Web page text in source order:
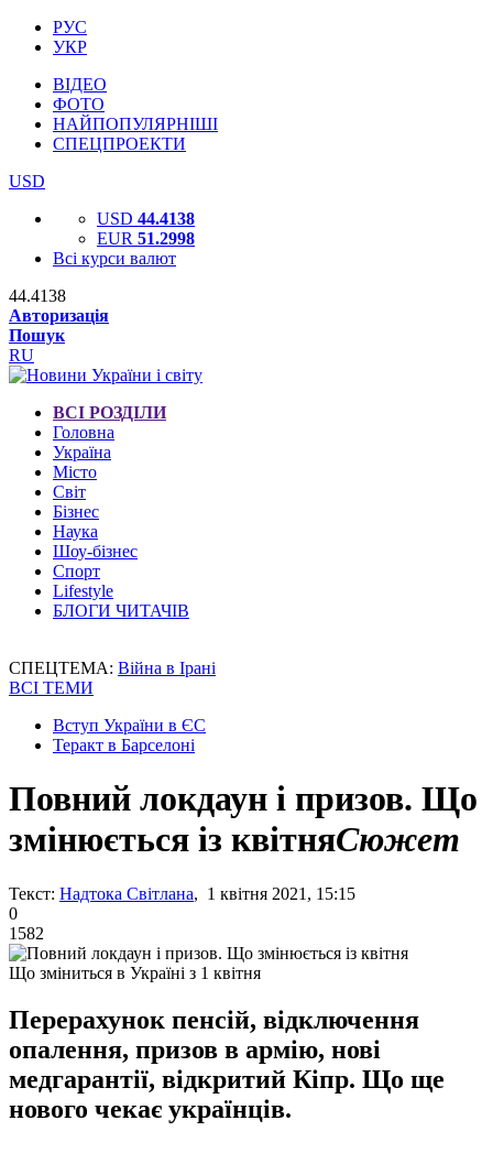
РУС
УКР
ВІДЕО
ФОТО
НАЙПОПУЛЯРНІШІ
СПЕЦПРОЕКТИ
USD
USD 44.4138
EUR 51.2998
Всі курси валют
44.4138
Авторизація
Пошук
RU
ВСІ РОЗДІЛИ
Головна
Україна
Місто
Світ
Бізнес
Наука
Шоу-бізнес
Спорт
Lifestyle
БЛОГИ ЧИТАЧІВ
СПЕЦТЕМА: Війна в Ірані
ВСІ ТЕМИ
Вступ України в ЄС
Теракт в Барселоні
Повний локдаун і призов. Що
змінюється із квітняСюжет
Текст: Надтока Світлана, 1 квітня 2021, 15:15
0
1582
Що зміниться в Україні з 1 квітня
Перерахунок пенсій, відключення
опалення, призов в армію, нові
медгарантії, відкритий Кіпр. Що ще
нового чекає українців.